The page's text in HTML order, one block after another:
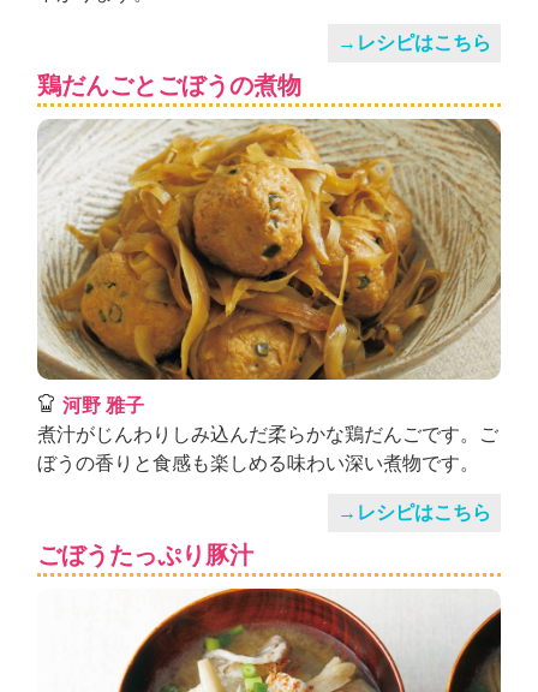
→レシピはこちら
鶏だんごとごぼうの煮物
河野 雅子
煮汁がじんわりしみ込んだ柔らかな鶏だんごです。ご
ぼうの香りと食感も楽しめる味わい深い煮物です。
→レシピはこちら
ごぼうたっぷり豚汁